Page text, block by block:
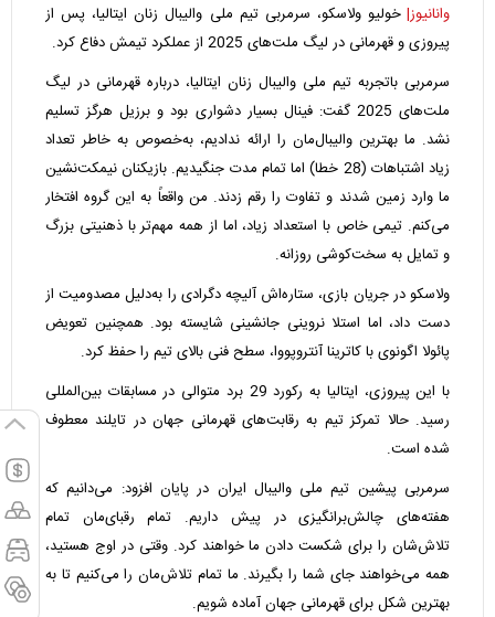
وانانیوز| خولیو ولاسکو، سرمربی تیم ملی والیبال زنان ایتالیا، پس از
پیروزی و قهرمانی در لیگ ملت‌های 2025 از عملکرد تیمش دفاع کرد.
سرمربی باتجربه تیم ملی والیبال زنان ایتالیا، درباره قهرمانی در لیگ
ملت‌های 2025 گفت: فینال بسیار دشواری بود و برزیل هرگز تسلیم
نشد. ما بهترین والیبال‌مان را ارائه ندادیم، به‌خصوص به خاطر تعداد
زیاد اشتباهات (28 خطا) اما تمام مدت جنگیدیم. بازیکنان نیمکت‌نشین
ما وارد زمین شدند و تفاوت را رقم زدند. من واقعاً به این گروه افتخار
می‌کنم. تیمی خاص با استعداد زیاد، اما از همه مهم‌تر با ذهنیتی بزرگ
و تمایل به سخت‌کوشی روزانه.
ولاسکو در جریان بازی، ستاره‌اش آلیچه دگرادی را به‌دلیل مصدومیت از
دست داد، اما استلا نروینی جانشینی شایسته بود. همچنین تعویض
پائولا اگونوی با کاترینا آنتروپووا، سطح فنی بالای تیم را حفظ کرد.
با این پیروزی، ایتالیا به رکورد 29 برد متوالی در مسابقات بین‌المللی
رسید. حالا تمرکز تیم به رقابت‌های قهرمانی جهان در تایلند معطوف
شده است.
سرمربی پیشین تیم ملی والیبال ایران در پایان افزود: می‌دانیم که
هفته‌های چالش‌برانگیزی در پیش داریم. تمام رقبای‌مان تمام
تلاش‌شان را برای شکست دادن ما خواهند کرد. وقتی در اوج هستید،
همه می‌خواهند جای شما را بگیرند. ما تمام تلاش‌مان را می‌کنیم تا به
بهترین شکل برای قهرمانی جهان آماده شویم.